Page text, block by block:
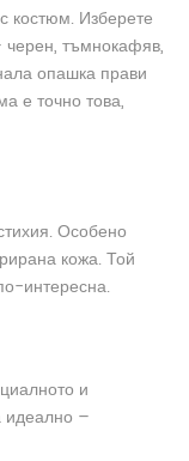
костюм. Изберете
черен, тъмнокафяв,
опашка прави
е точно това,
Особено
кожа. Той
интересна.
и
идеално –